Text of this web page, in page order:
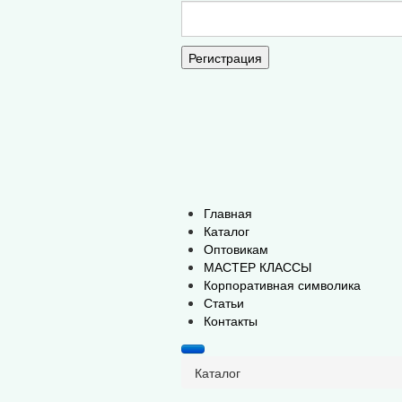
Регистрация
Главная
Каталог
Оптовикам
МАСТЕР КЛАССЫ
Корпоративная символика
Статьи
Контакты
Каталог